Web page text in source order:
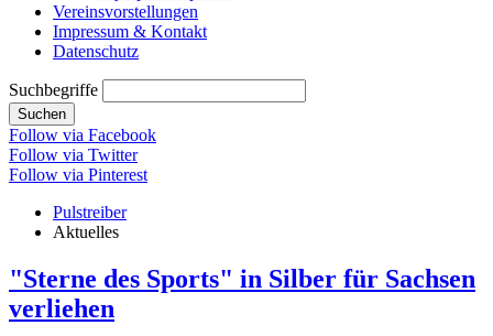
Vereinsvorstellungen
Impressum & Kontakt
Datenschutz
Suchbegriffe
Suchen
Follow via Facebook
Follow via Twitter
Follow via Pinterest
Pulstreiber
Aktuelles
"Sterne des Sports" in Silber für Sachsen
verliehen